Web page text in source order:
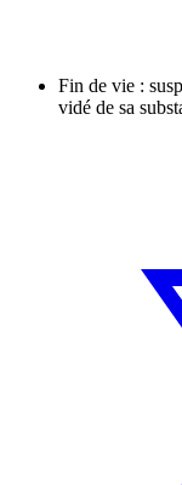
Fin de vie :
vidé de sa